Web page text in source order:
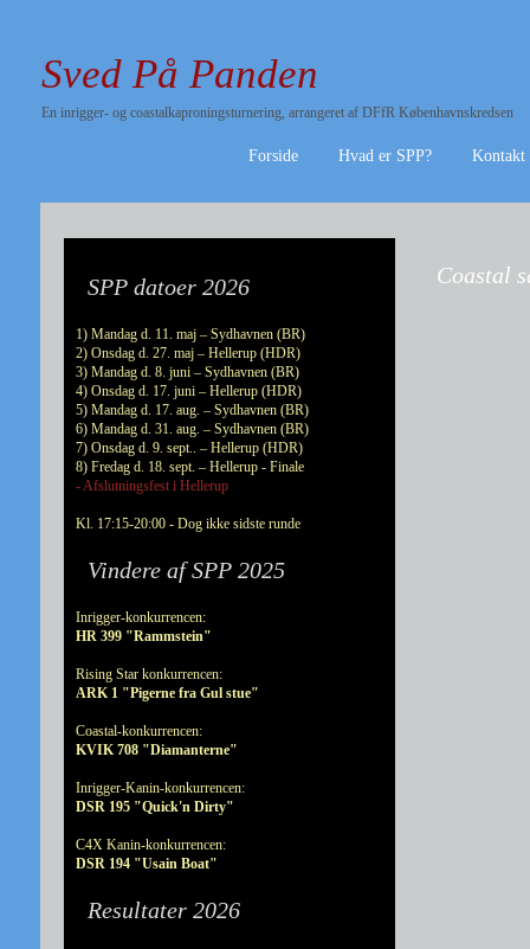
Sved På Panden
En inrigger- og coastalkaproningsturnering, arrangeret af DFfR Københavnskredsen
Forside Hvad er SPP? Kontakt
SPP datoer 2026
1) Mandag d. 11. maj – Sydhavnen (BR)
2) Onsdag d. 27. maj – Hellerup (HDR)
3) Mandag d. 8. juni – Sydhavnen (BR)
4) Onsdag d. 17. juni – Hellerup (HDR)
5) Mandag d. 17. aug. – Sydhavnen (BR)
6) Mandag d. 31. aug. – Sydhavnen (BR)
7) Onsdag d. 9. sept.. – Hellerup (HDR)
8) Fredag d. 18. sept. – Hellerup - Finale
- Afslutningsfest i Hellerup
Kl. 17:15-20:00 - Dog ikke sidste runde
Vindere af SPP 2025
Inrigger-konkurrencen:
HR 399 "Rammstein"
Rising Star konkurrencen:
ARK 1 "Pigerne fra Gul stue"
Coastal-konkurrencen:
KVIK 708 "Diamanterne"
Inrigger-Kanin-konkurrencen:
DSR 195 "Quick'n Dirty"
C4X Kanin-konkurrencen:
DSR 194 "Usain Boat"
Resultater 2026
Coastal